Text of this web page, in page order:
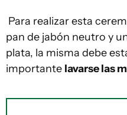
Para realizar esta
pan de jabón neutro y
plata, la misma debe
importante lavarse las